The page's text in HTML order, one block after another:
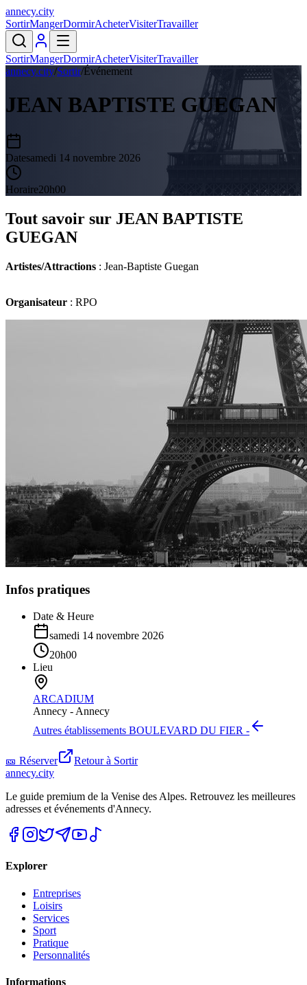
annecy.city
SortirMangerDormirAcheterVisiterTravailler
SortirMangerDormirAcheterVisiterTravailler
annecy.city/Sortir/Événement
JEAN BAPTISTE GUEGAN
Datesamedi 14 novembre 2026
Horaire20h00
Tout savoir sur JEAN BAPTISTE
GUEGAN
Artistes/Attractions : Jean-Baptiste Guegan
Organisateur : RPO
Infos pratiques
Date & Heure
samedi 14 novembre 2026
20h00
Lieu
ARCADIUM
Annecy - Annecy
Autres établissements BOULEVARD DU FIER -
🎫 Réserver Retour à Sortir
annecy.city
Le guide premium de la Venise des Alpes. Retrouvez les meilleures
adresses et événements d'Annecy.
Explorer
Entreprises
Loisirs
Services
Sport
Pratique
Personnalités
Informations